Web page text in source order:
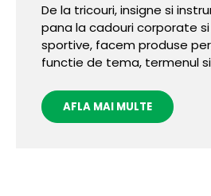
De la tricouri, insigne si
pana la cadouri corporate
sportive, facem produse
functie de tema, termenul
AFLA MAI MULTE